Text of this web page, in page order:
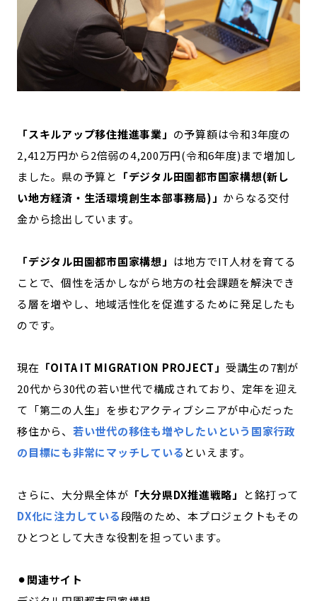
「スキルアップ移住推進事業」 の予算額は令和3年度の
2,412万円から2倍弱の4,200万円(令和6年度)まで増加し
ました。県の予算と 「デジタル田園都市国家構想(新し
い地方経済・生活環境創生本部事務局)」 からなる交付
金から捻出しています。
「デジタル田園都市国家構想」 は地方でIT人材を育てる
ことで、個性を活かしながら地方の社会課題を解決でき
る層を増やし、地域活性化を促進するために発足したも
のです。
現在 「OITA IT MIGRATION PROJECT」 受講生の7割が
20代から30代の若い世代で構成されており、定年を迎え
て「第二の人生」を歩むアクティブシニアが中心だった
移住から、 若い世代の移住も増やしたいという国家行政
の目標にも非常にマッチしている といえます。
さらに、大分県全体が 「大分県DX推進戦略」
と銘打って
DX化に注力している段階のため、本プロジェクトもその
ひとつとして大きな役割を担っています。
⚫︎関連サイト